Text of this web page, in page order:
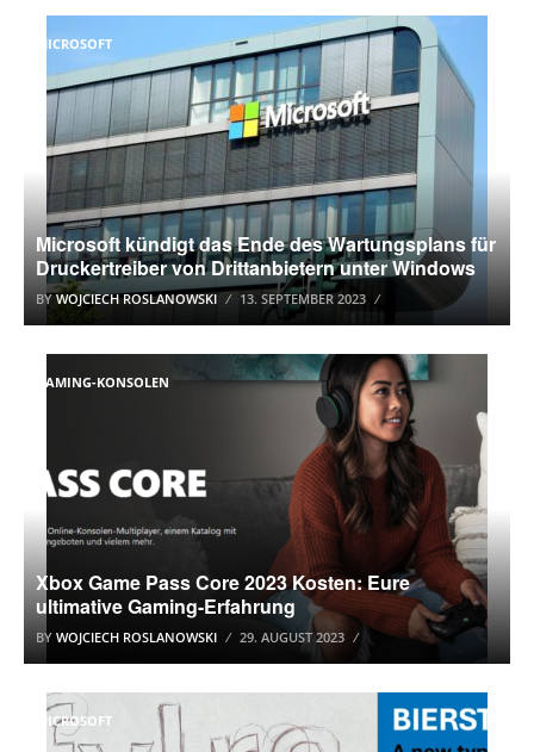
MICROSOFT
Microsoft kündigt das Ende des Wartungsplans für
Druckertreiber von Drittanbietern unter Windows
BYWOJCIECH ROSLANOWSKI 13. SEPTEMBER 2023
GAMING-KONSOLEN
Xbox Game Pass Core 2023 Kosten: Eure
ultimative Gaming-Erfahrung
BY WOJCIECH ROSLANOWSKI 29. AUGUST 2023
MICROSOFT